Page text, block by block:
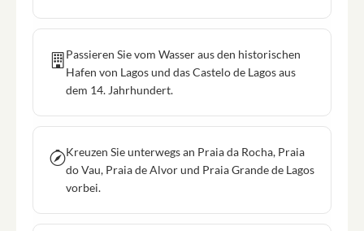
Passieren Sie vom Wasser aus den historischen
Hafen von Lagos und das Castelo de Lagos aus
dem 14. Jahrhundert.
Kreuzen Sie unterwegs an Praia da Rocha, Praia
do Vau, Praia de Alvor und Praia Grande de Lagos
vorbei.